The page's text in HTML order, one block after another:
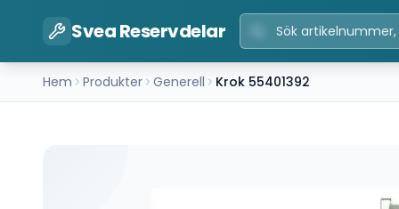
Svea Reservdelar
Hem Produkter Generell Krok 55401392